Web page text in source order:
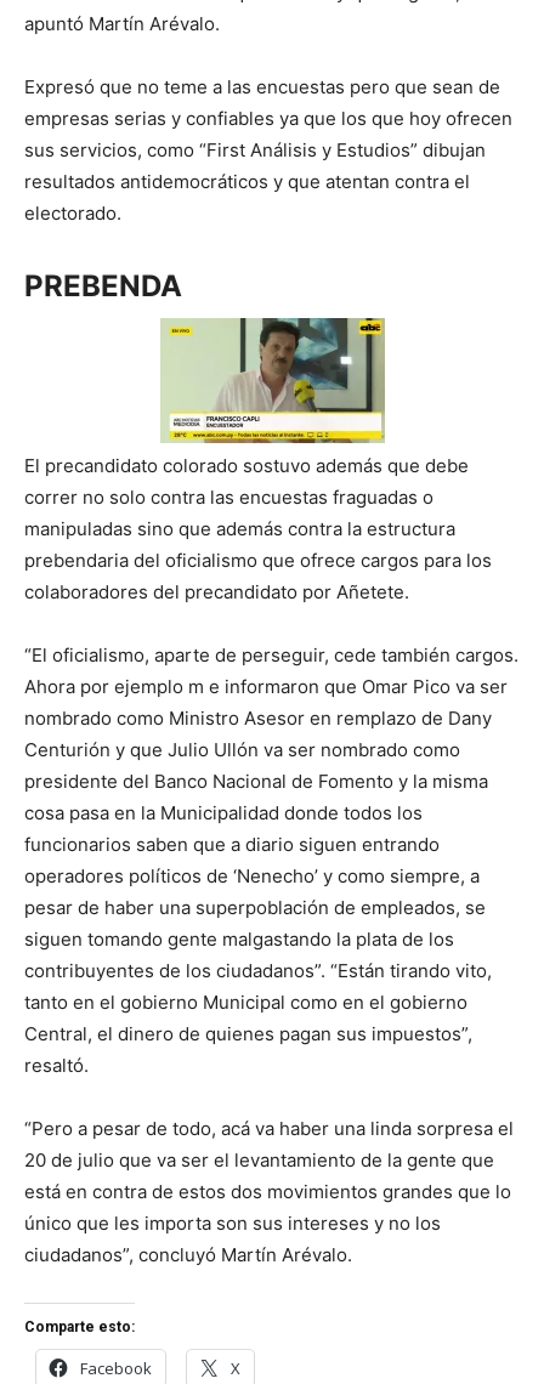
apuntó Martín Arévalo.
Expresó que no teme a las encuestas pero que sean de
empresas serias y confiables ya que los que hoy ofrecen
sus servicios, como “First Análisis y Estudios” dibujan
resultados antidemocráticos y que atentan contra el
electorado.
PREBENDA
El precandidato colorado sostuvo además que debe
correr no solo contra las encuestas fraguadas o
manipuladas sino que además contra la estructura
prebendaria del oficialismo que ofrece cargos para los
colaboradores del precandidato por Añetete.
“El oficialismo, aparte de perseguir, cede también cargos.
Ahora por ejemplo m e informaron que Omar Pico va ser
nombrado como Ministro Asesor en remplazo de Dany
Centurión y que Julio Ullón va ser nombrado como
presidente del Banco Nacional de Fomento y la misma
cosa pasa en la Municipalidad donde todos los
funcionarios saben que a diario siguen entrando
operadores políticos de ‘Nenecho’ y como siempre, a
pesar de haber una superpoblación de empleados, se
siguen tomando gente malgastando la plata de los
contribuyentes de los ciudadanos”. “Están tirando vito,
tanto en el gobierno Municipal como en el gobierno
Central, el dinero de quienes pagan sus impuestos”,
resaltó.
“Pero a pesar de todo, acá va haber una linda sorpresa el
20 de julio que va ser el levantamiento de la gente que
está en contra de estos dos movimientos grandes que lo
único que les importa son sus intereses y no los
ciudadanos”, concluyó Martín Arévalo.
Comparte esto:
Facebook X